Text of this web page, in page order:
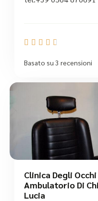
    
Basato su 3 recensioni
Clinica Degli
Ambulatorio Di
Lucia